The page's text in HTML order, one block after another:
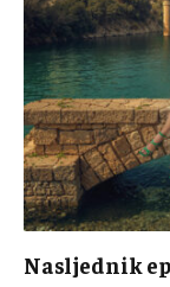
Nasljednik